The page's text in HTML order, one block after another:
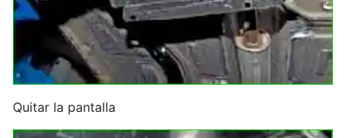
Quitar la pantalla